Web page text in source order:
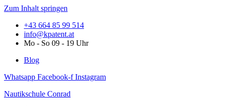
Zum Inhalt springen
+43 664 85 99 514
info@kpatent.at
Mo - So 09 - 19 Uhr
Blog
Whatsapp Facebook-f Instagram
Nautikschule Conrad